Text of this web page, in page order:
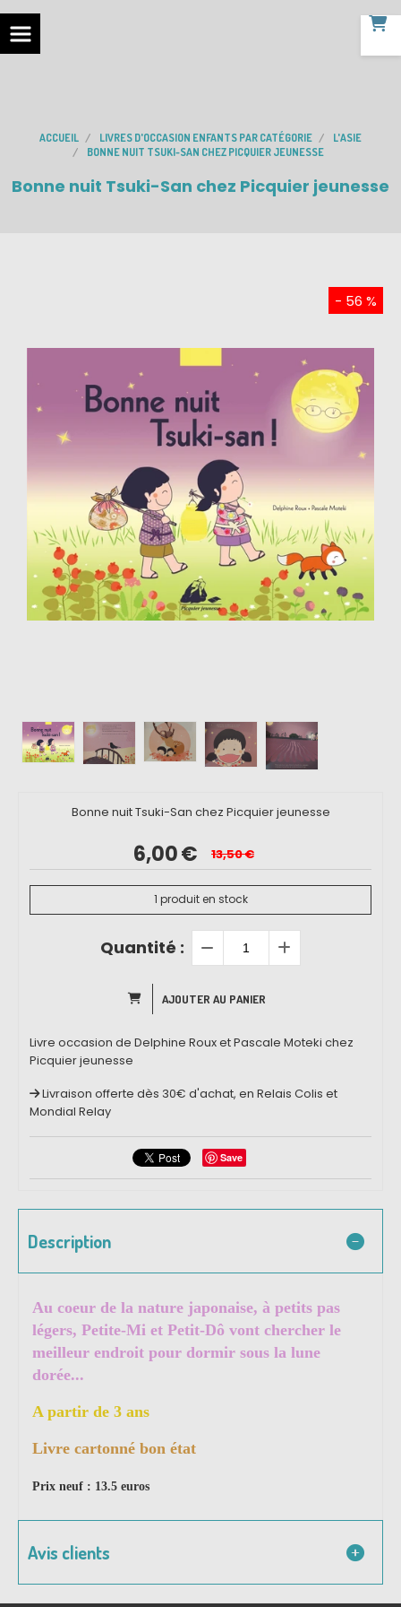
ACCUEIL LIVRES D'OCCASION ENFANTS PAR CATÉGORIE
L'ASIE
BONNE NUIT TSUKI-SAN CHEZ PICQUIER JEUNESSE
Bonne nuit Tsuki-San chez Picquier jeunesse
- 56 %
Bonne nuit Tsuki-San chez Picquier jeunesse
6,00€ 13,50€
1 produit en stock
Quantité :
AJOUTER AU PANIER
Livre occasion de Delphine Roux et Pascale Moteki chez
Picquier jeunesse
Livraison offerte dès 30€ d'achat, en Relais Colis et
Mondial Relay
Save
Description
Au coeur de la nature japonaise, à petits pas
légers, Petite-Mi et Petit-Dô vont chercher le
meilleur endroit pour dormir sous la lune
dorée...
A partir de 3 ans
Livre cartonné bon état
Prix neuf : 13.5 euros
Avis clients